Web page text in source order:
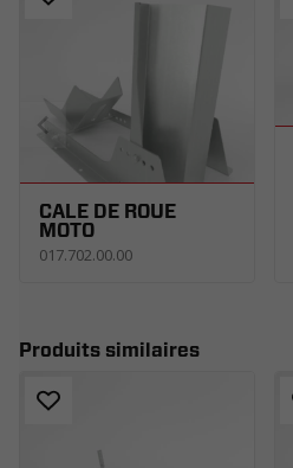
CALE DE ROUE
MOTO
017.702.00.00
Produits similaires